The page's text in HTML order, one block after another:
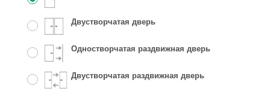
Двустворчатая дверь
Одностворчатая раздвижная дверь
Двустворчатая раздвижная дверь